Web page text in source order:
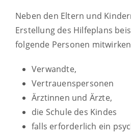
Neben den Eltern und
Erstellung des Hilfeplans
folgende Personen
Verwandte,
Vertrauenspersonen
Ärztinnen und Ärzte,
die Schule des Kindes
falls erforderlich ein